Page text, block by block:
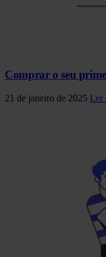
Comprar o seu
21 de janeiro de 2025